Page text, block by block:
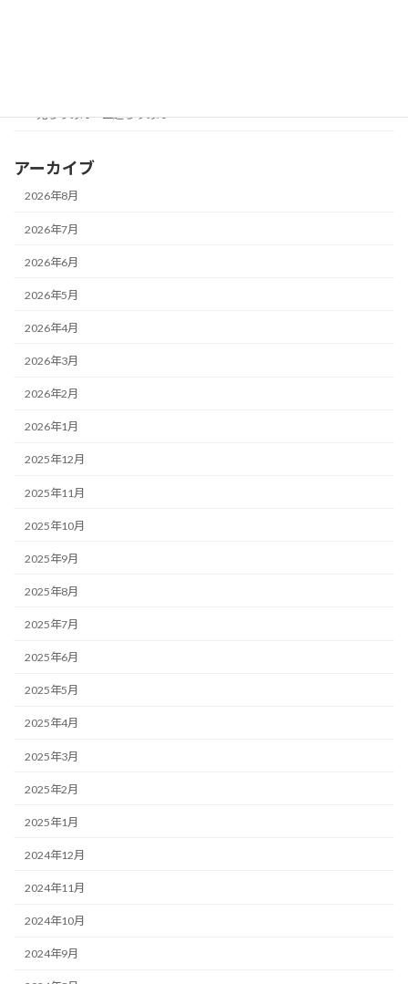
鬼ちりめん・二越ちりめん
アーカイブ
2026年8月
2026年7月
2026年6月
2026年5月
2026年4月
2026年3月
2026年2月
2026年1月
2025年12月
2025年11月
2025年10月
2025年9月
2025年8月
2025年7月
2025年6月
2025年5月
2025年4月
2025年3月
2025年2月
2025年1月
2024年12月
2024年11月
2024年10月
2024年9月